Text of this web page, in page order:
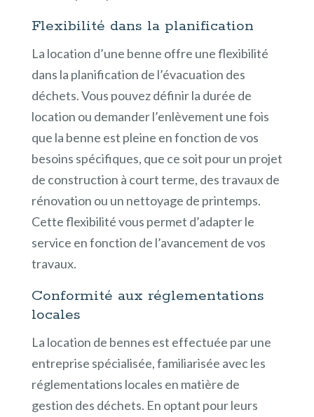
Flexibilité dans la planification
La location d’une benne offre une flexibilité
dans la planification de l’évacuation des
déchets. Vous pouvez définir la durée de
location ou demander l’enlèvement une fois
que la benne est pleine en fonction de vos
besoins spécifiques, que ce soit pour un projet
de construction à court terme, des travaux de
rénovation ou un nettoyage de printemps.
Cette flexibilité vous permet d’adapter le
service en fonction de l’avancement de vos
travaux.
Conformité aux réglementations
locales
La location de bennes est effectuée par une
entreprise spécialisée, familiarisée avec les
réglementations locales en matière de
gestion des déchets. En optant pour leurs